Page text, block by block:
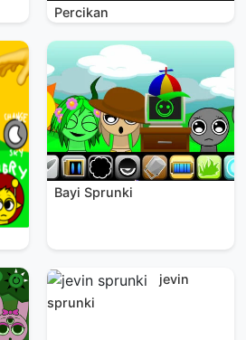
Percikan
Bayi Sprunki
jevin
sprunki